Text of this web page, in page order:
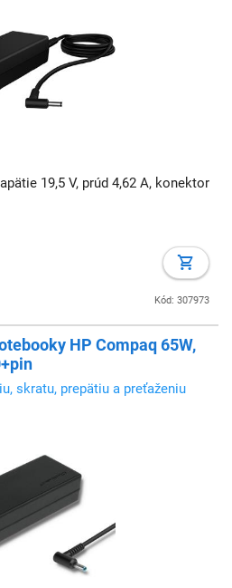
19,5 V, prúd 4,62 A, konektor
Kód: 307973
HP Compaq 65W,
skratu, prepätiu a preťaženiu